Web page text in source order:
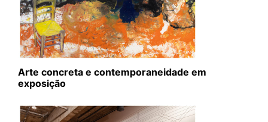
Arte concreta e contemporaneidade em
exposição